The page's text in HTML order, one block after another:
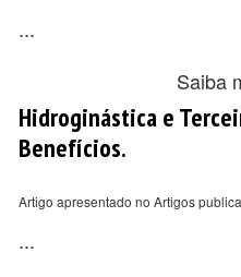
...
Saiba
Hidroginástica e
Benefícios.
Artigo apresentado no Artigos
...